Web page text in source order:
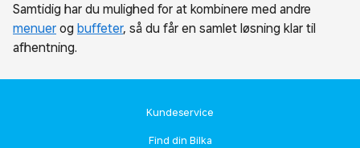
Samtidig har du mulighed for at kombinere med andre
menuer og buffeter, så du får en samlet løsning klar til
afhentning.
Kundeservice
Find din Bilka